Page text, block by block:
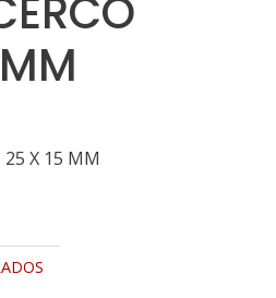
25 X 15 MM